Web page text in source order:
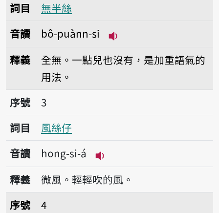
詞目
無半絲
音讀
bô-puànn-si
釋義
全無。一點兒也沒有，是加重語氣的
用法。
序號3風絲仔
序號
3
詞目
風絲仔
音讀
hong-si-á
播放音讀hong-si-á
釋義
微風。輕輕吹的風。
序號4經絲
序號
4